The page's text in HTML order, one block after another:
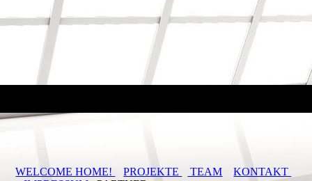
WELCOME HOME! PROJEKTE TEAM
KONTAKT